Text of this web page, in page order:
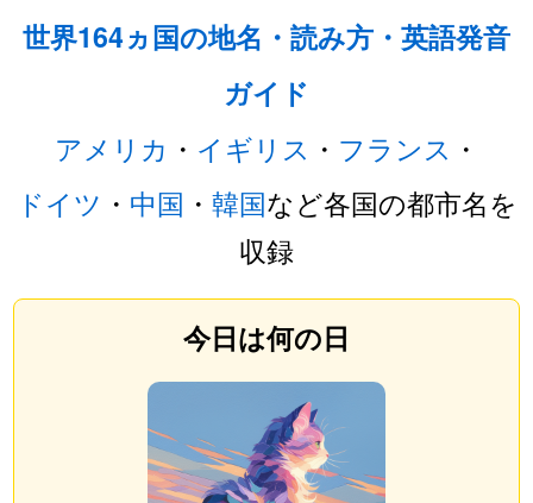
世界164ヵ国の地名・読み方・英語発音
ガイド
アメリカ ・ イギリス ・ フランス ・
ドイツ ・ 中国 ・ 韓国など各国の都市名を
収録
今日は何の日